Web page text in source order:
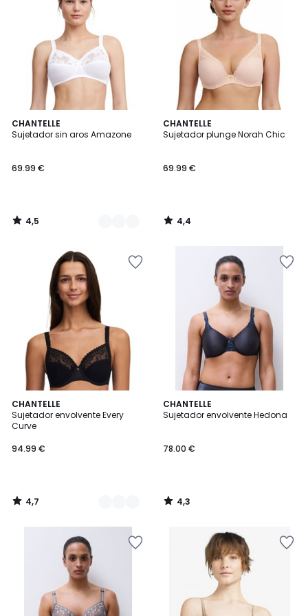
CHANTELLE
Sujetador sin aros Amazone
69.99 €
4,5
/ 5
3
Colores
4,5
/
CHANTELLE
Sujetador plunge Norah Chic
69.99 €
4,4
/ 5
4,4
/
CHANTELLE
Sujetador envolvente Every
Curve
94.99 €
4,7
/ 5
2
Colores
4,7
/
CHANTELLE
Sujetador envolvente Hedona
78.00 €
4,3
/ 5
4,3
/